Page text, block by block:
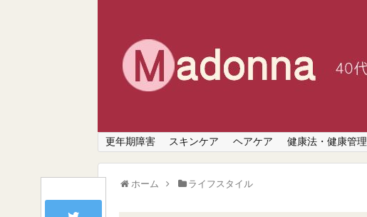
更年期障害 スキンケア ヘアケア 健康法・健康管理
ホーム ライフスタイル